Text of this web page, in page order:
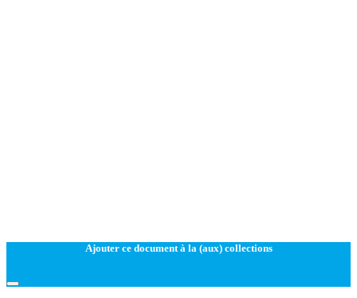
Ajouter ce document à la (aux) collections